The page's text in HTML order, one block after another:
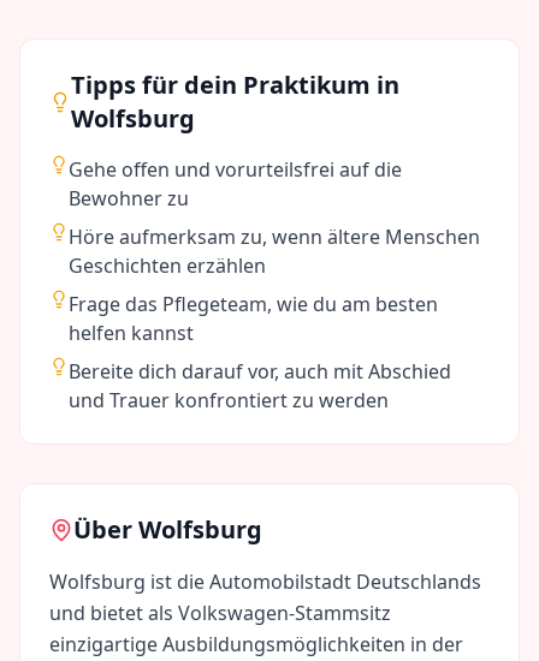
Tipps für dein Praktikum in
Wolfsburg
Gehe offen und vorurteilsfrei auf die
Bewohner zu
Höre aufmerksam zu, wenn ältere Menschen
Geschichten erzählen
Frage das Pflegeteam, wie du am besten
helfen kannst
Bereite dich darauf vor, auch mit Abschied
und Trauer konfrontiert zu werden
ÜberWolfsburg
Wolfsburg ist die Automobilstadt Deutschlands
und bietet als Volkswagen-Stammsitz
einzigartige Ausbildungsmöglichkeiten in der